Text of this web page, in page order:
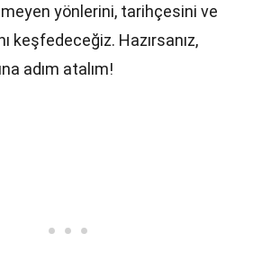
yönlerini, tarihçesini ve
keşfedeceğiz. Hazırsanız,
adım atalım!